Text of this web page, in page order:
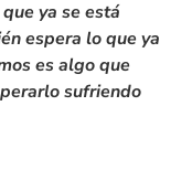
ya se está
espera lo que ya
es algo que
sufriendo